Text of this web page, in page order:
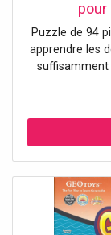
pour
Puzzle de 94
apprendre les
de
améliore
la résolution